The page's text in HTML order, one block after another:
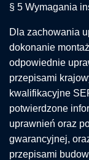
§ 5 Wymagania
Dla zachowania
dokonanie
odpowiednie
przepisami
kwalifikacyjne
potwierdzone
uprawnień oraz
gwarancyjnej,
przepisami